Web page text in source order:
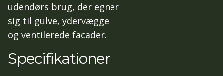
udendørs brug, der egner
sig til gulve, ydervægge
og ventilerede facader.
Specifikationer